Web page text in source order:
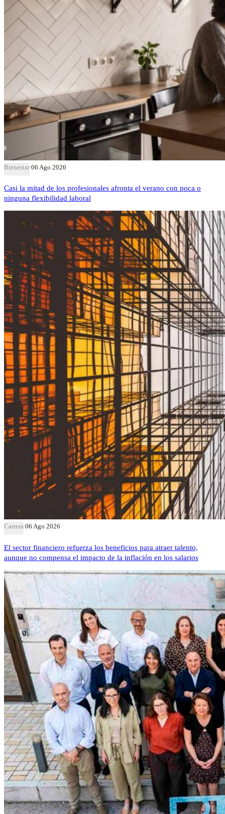
Bienestar 06 Ago 2026
Casi la mitad de los profesionales afronta el verano con poca o
ninguna flexibilidad laboral
Carrera 06 Ago 2026
El sector financiero refuerza los beneficios para atraer talento,
aunque no compensa el impacto de la inflación en los salarios